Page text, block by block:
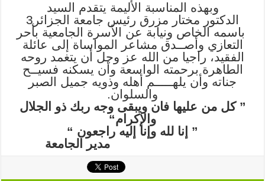
وبهذه المناسبة الأليمة يتقدم السيد
الدكتور مختار مزرق رئيس جامعة الجزائر3
باسمه الخاص ونيابة عن الأسرة الجامعية بأحر
التعازي وأصــدق مشاعر المواساة إلى عائلة
الفقيد، راجيا من الله عز وجل أن يتغمد روحه
الطاهرة برحمته الواسعة وأن يسكنه فسيــح
جناته وأن يلهـــــم أهله وذويه جميل الصبر
والسلوان.
‎” كل من عليها فان ويبقى وجه ربك ذو الجلال
والإكرام“